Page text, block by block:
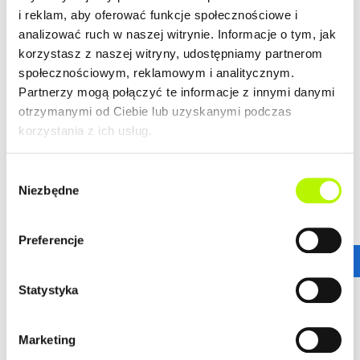
i reklam, aby oferować funkcje społecznościowe i
analizować ruch w naszej witrynie. Informacje o tym, jak
korzystasz z naszej witryny, udostępniamy partnerom
społecznościowym, reklamowym i analitycznym.
Partnerzy mogą połączyć te informacje z innymi danymi
otrzymanymi od Ciebie lub uzyskanymi podczas
korzystania z ich usług.
zgody
Niezbędne
Preferencje
Statystyka
Marketing
+48 17 250 26 37
środa, 5 sierpnia 2026
STAROMIEŚCIE: LIPIEC 2026